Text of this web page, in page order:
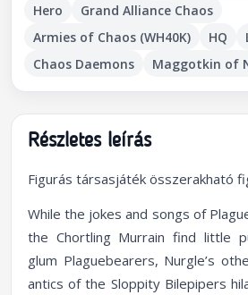
Hero
Grand Alliance Chaos
Armies of Chaos (WH40K)
HQ
Chaos Daemons
Maggotkin of
Részletes leírás
Figurás társasjáték összerakható
While the jokes and songs of
the Chortling Murrain find little
glum Plaguebearers, Nurgle’s
antics of the Sloppity Bilepipers